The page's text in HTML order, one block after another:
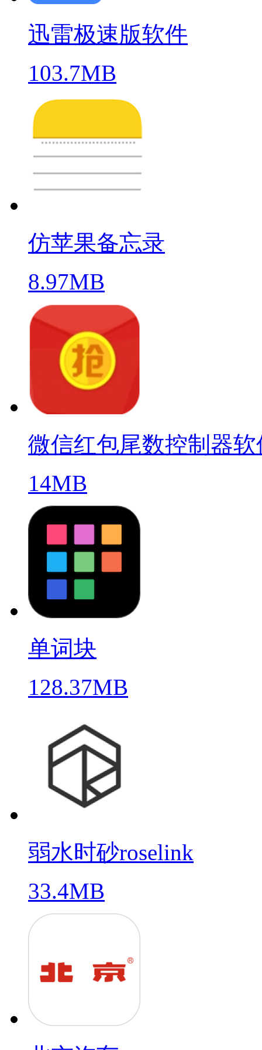
迅雷极速版软件
103.7MB
仿苹果备忘录
8.97MB
微信红包尾数控制器软
14MB
单词块
128.37MB
弱水时砂roselink
33.4MB